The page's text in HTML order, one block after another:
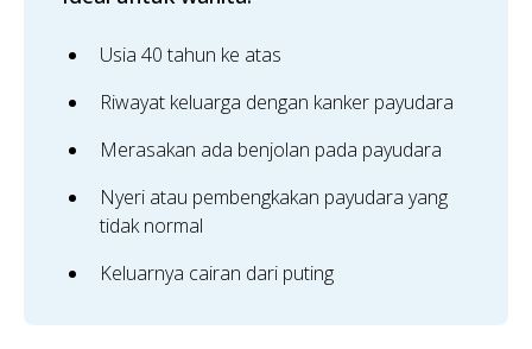
Usia 40 tahun ke atas
Riwayat keluarga dengan kanker payudara
Merasakan ada benjolan pada payudara
Nyeri atau pembengkakan payudara yang
tidak normal
Keluarnya cairan dari puting